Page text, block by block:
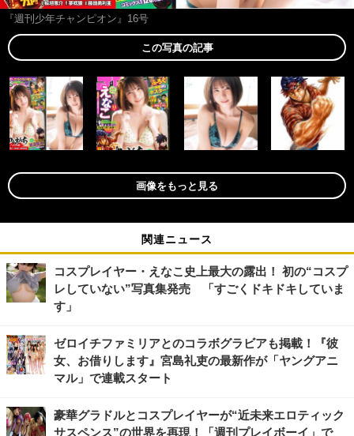
『週刊少年チャンピオン』16号
この写真の記事
画像をもっと見る
関連ニュース
コスプレイヤー・えなこ史上最大の露出！ 初の“コスプ
レしていない”写真集発売 「すごくドキドキしていま
す」
ゼロイチファミリアとのコラボグラビアも掲載！『彼
女、お借りします』宮島礼吏の最新作が「ヤングアニ
マル」で連載スタート
豪華グラドルとコスプレイヤーが“近未来エロティック
サスペンス”の世界を再現！「週刊プレイボーイ」で